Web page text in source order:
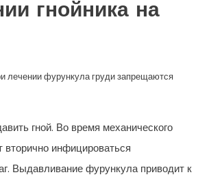
гнойника на
лечении фурункула груди запрещаются
гной. Во время механического
вторично инфицироваться
Выдавливание фурункула приводит к